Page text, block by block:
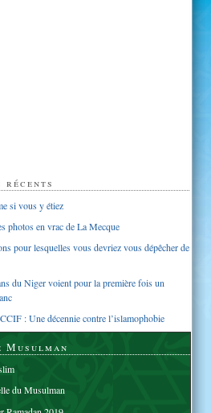
si vous y étiez
photos en vrac de La Mecque
pour lesquelles vous devriez vous dépêcher de
du Niger voient pour la première fois un
: Une décennie contre l’islamophobie
Musulman
du Musulman